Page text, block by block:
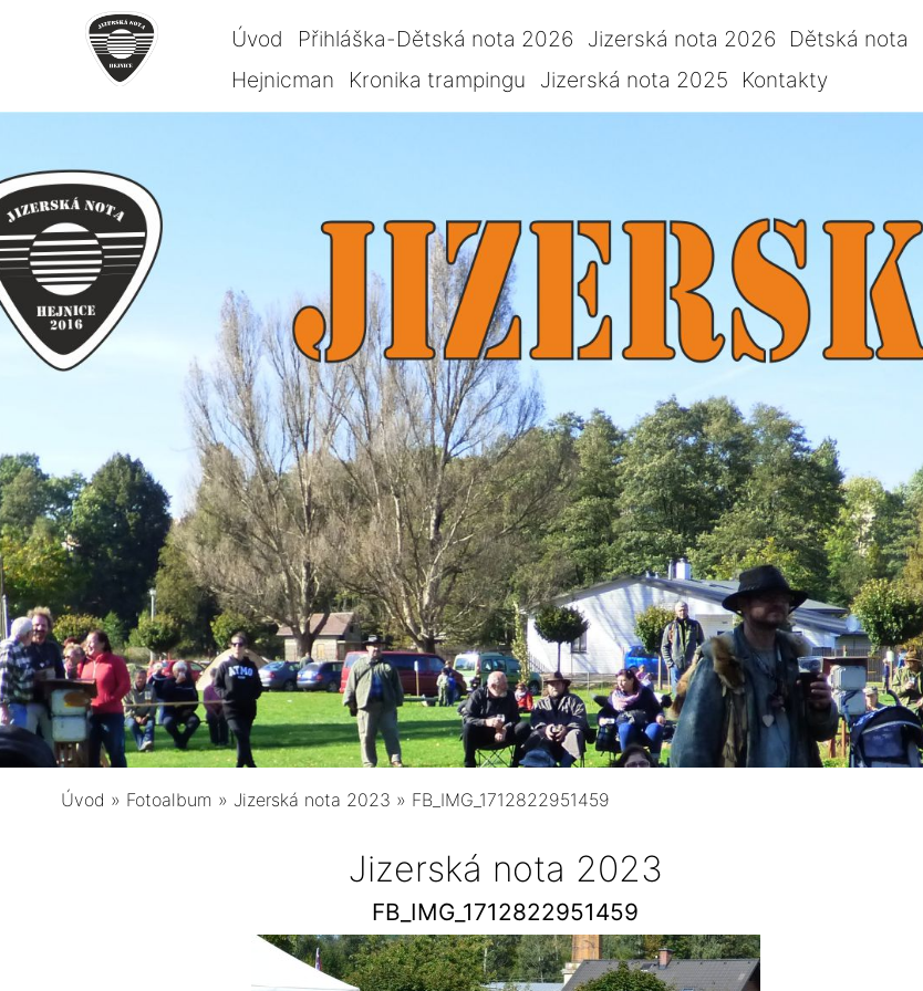
Úvod Přihláška-Dětská nota 2026 Jizerská nota 2026 Dětská nota
Hejnicman
Kronika trampingu Jizerská nota 2025 Kontakty
Úvod » Fotoalbum » Jizerská nota 2023 » FB_IMG_1712822951459
Jizerská nota 2023
FB_IMG_1712822951459